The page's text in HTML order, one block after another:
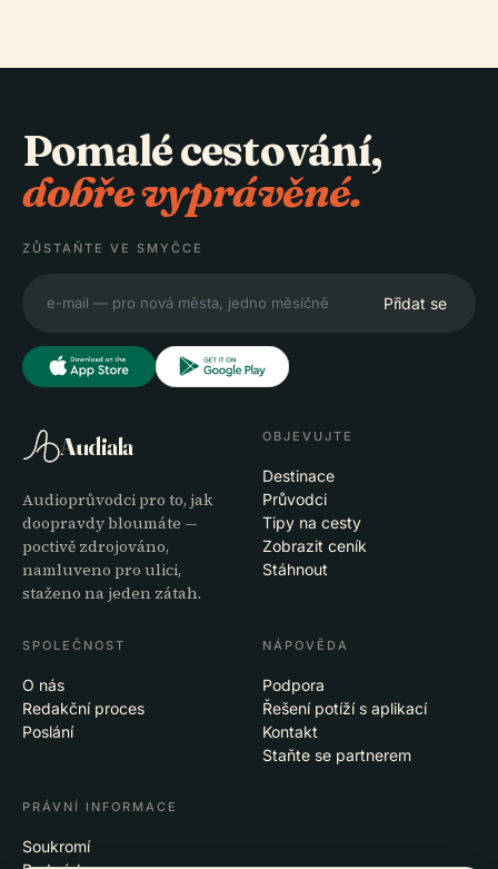
Pomalé cestování,
dobře vyprávěné.
ZŮSTAŇTE VE SMYČCE
Přidat se
Audiala
Audioprůvodci pro to, jak
doopravdy bloumáte —
poctivě zdrojováno,
namluveno pro ulici,
staženo na jeden zátah.
OBJEVUJTE
Destinace
Průvodci
Tipy na cesty
Zobrazit ceník
Stáhnout
SPOLEČNOST
O nás
Redakční proces
Poslání
NÁPOVĚDA
Podpora
Řešení potíží s aplikací
Kontakt
Staňte se partnerem
PRÁVNÍ INFORMACE
Soukromí